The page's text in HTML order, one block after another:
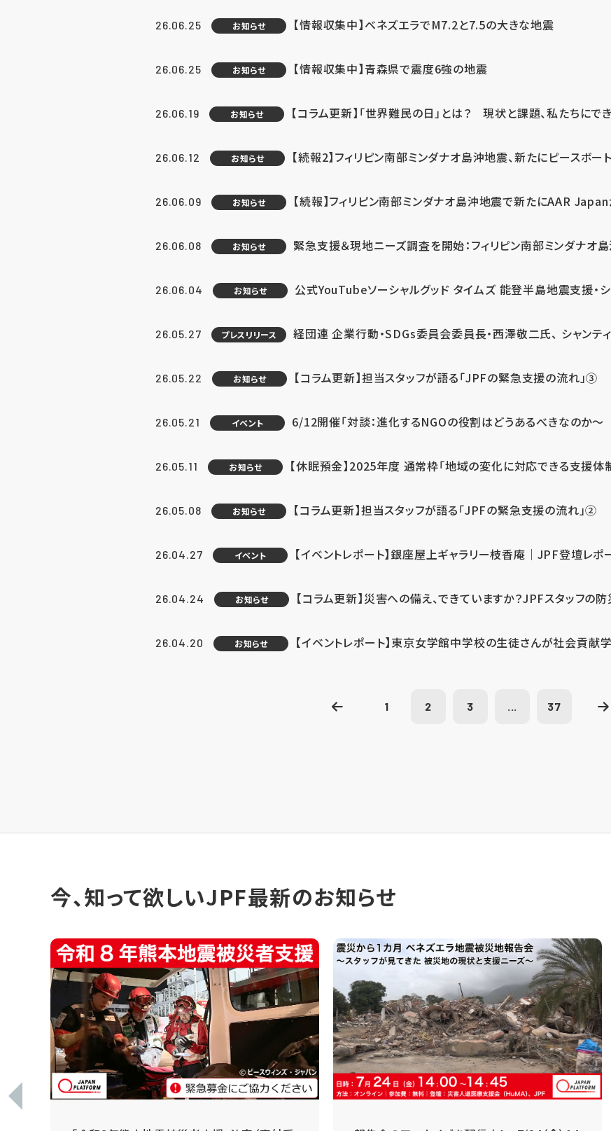
26.06.25 お知らせ 【情報収集中】ベネズエラでM7.2と7.5の大きな地震
26.06.25 お知らせ 【情報収集中】青森県で震度6強の地震
26.06.19 お知らせ 【コラム更新】「世界難民の日」とは？ 現状と課題、私たちにで
26.06.12 お知らせ 【続報2】フィリピン南部ミンダナオ島沖地震、新たにピースボ
26.06.09 お知らせ 【続報】フィリピン南部ミンダナオ島沖地震で新たにAAR
26.06.08 お知らせ 緊急支援＆現地ニーズ調査を開始：フィリピン南部ミンダナオ
26.06.04 お知らせ 公式YouTubeソーシャルグッド タイムズ 能登半島地震支援・
26.05.27 プレスリリース 経団連 企業行動・SDGs委員会委員長・西澤敬二氏、 シャンテ
26.05.22 お知らせ 【コラム更新】担当スタッフが語る「JPFの緊急支援の流れ」③
26.05.21 イベント 6/12開催「対談：進化するNGOの役割はどうあるべきなのか～
26.05.11 お知らせ 【休眠預金】2025年度 通常枠「地域の変化に対応できる支援体
26.05.08 お知らせ 【コラム更新】担当スタッフが語る「JPFの緊急支援の流れ」②
26.04.27 イベント 【イベントレポート】銀座屋上ギャラリー枝香庵｜JPF登壇レポ
26.04.24 お知らせ 【コラム更新】災害への備え、できていますか？JPFスタッフの
26.04.20 お知らせ 【イベントレポート】東京女学館中学校の生徒さんが社会貢献
1 2 3 ... 37
今、知って欲しいJPF最新のお知らせ